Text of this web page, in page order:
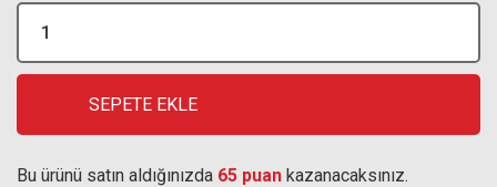
SEPETE EKLE
Bu ürünü satın aldığınızda 65 puan kazanacaksınız.